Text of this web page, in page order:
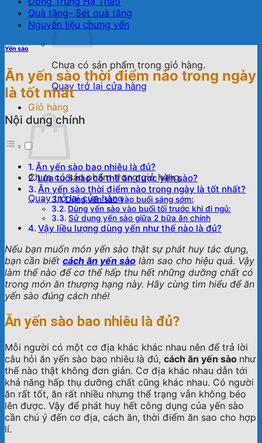
Chưa có sản phẩm trong giỏ hàng.
Quay trở lại cửa hàng
Giỏ hàng
Chưa có sản phẩm trong giỏ hàng.
Quay trở lại cửa hàng
Quà tặng- Sét quà tặng
Nguyên liệu chưng yến
Yến sào
Ăn yến sào thời điểm nào trong ngày
là tốt nhất
Nội dung chính
Ăn yến sào bao nhiêu là đủ?
Lứa tuổi nào có thể ăn được yến sào?
Ăn yến sào thời điểm nào trong ngày là tốt nhất?
Dùng yến sào vào buổi sáng sớm:
Dùng yến sào vào buổi tối trước khi đi ngủ:
Sử dụng yến sào giữa 2 bữa ăn chính
Vậy liều lượng dùng yến như thế nào là đủ?
Nếu bạn muốn món yến sào thật sự phát huy tác dụng,
bạn cần biết cách ăn yến sào làm sao cho hiệu quả. Vậy
làm thế nào để cơ thể hấp thu hết những dưỡng chất có
trong món ăn thượng hạng này. Hãy cùng tìm hiểu để ăn
yến sào đúng cách nhé!
Ăn yến sào bao nhiêu là đủ?
Mỗi người có một cơ địa khác khác nhau nên để trả lời
câu hỏi ăn yến sào bao nhiêu là đủ, cách ăn yến sào như
thế nào thật không đơn giản. Cơ địa khác nhau dẫn tới
khả năng hấp thụ dưỡng chất cũng khác nhau. Có người
ăn rất tốt, ăn rất nhiều nhưng thể trạng vẫn không béo
lên được. Vậy để phát huy hết công dụng của yến sào
cần chú ý đến cơ địa, cách ăn, thời điểm ăn sao cho hợp
lí.